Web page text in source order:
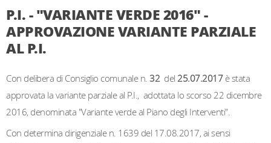
P.I. - "VARIANTE VERDE 2016" -
APPROVAZIONE VARIANTE PARZIALE
AL P.I.
Con delibera di Consiglio comunale n. 32 del 25.07.2017è stata
approvata la variante parziale al P.I., adottata lo scorso 22 dicembre
2016, denominata "Variante verde al Piano degli Interventi".
Con determina dirigenziale n. 1639 del 17.08.2017, ai sensi